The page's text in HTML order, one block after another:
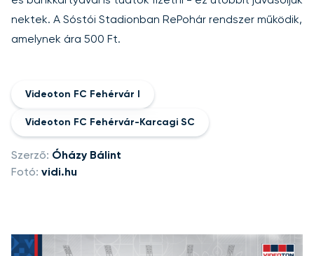
nektek. A Sóstói Stadionban RePohár rendszer működik,
amelynek ára 500 Ft.
Videoton FC Fehérvár I
Videoton FC Fehérvár-Karcagi SC
Szerző: Óházy Bálint
Fotó: vidi.hu